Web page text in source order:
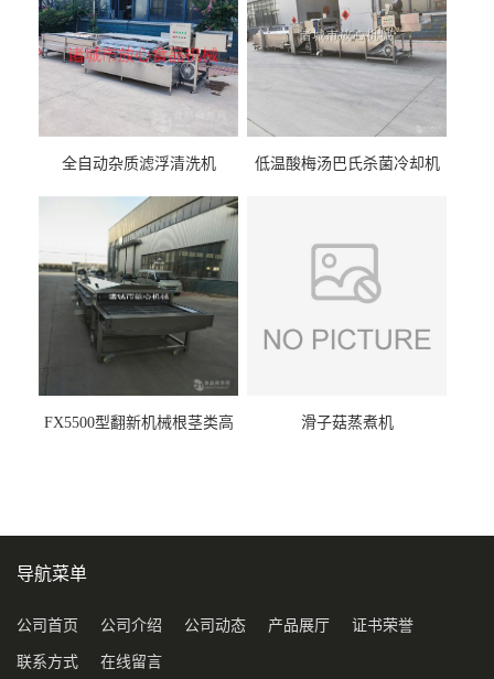
全自动杂质滤浮清洗机 低温酸梅汤巴氏杀菌冷却机
FX5500型翻新机械根茎类高
滑子菇蒸煮机
导航菜单
公司首页 公司介绍 公司动态 产品展厅 证书荣誉
联系方式 在线留言